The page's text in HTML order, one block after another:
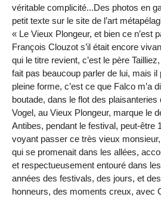
véritable complicité...Des photos en
petit texte sur le site de l’art
« Le Vieux Plongeur, et bien ce n’est
François Clouzot s’il était encore
qui le titre revient, c’est le père
fait pas beaucoup parler de lui, mais il
pleine forme, c’est ce que Falco m’a
boutade, dans le flot des
Vogel, au Vieux Plongeur, marque le
Antibes, pendant le festival, peut-être
voyant passer ce très vieux
qui se promenait dans les allées,
et respectueusement entouré dans
années des festivals, des jours, et
honneurs, des moments creux, avec